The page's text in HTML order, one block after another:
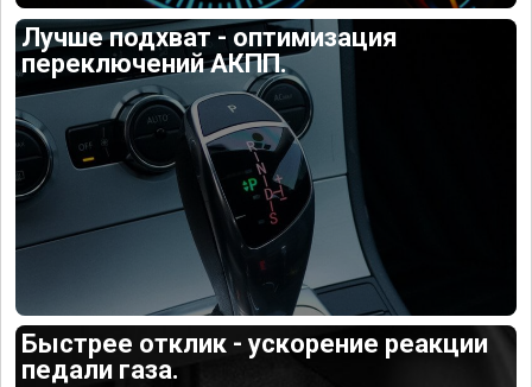
Лучше подхват - оптимизация
переключений АКПП.
Быстрее отклик - ускорение реакции
педали газа.